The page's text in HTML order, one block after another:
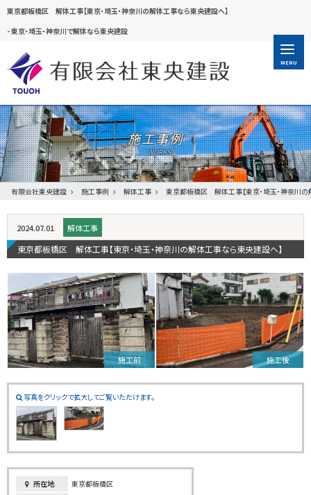
東京都板橋区 解体工事【東京・埼玉・神奈川の解体工事なら東央建設へ】
-東京・埼玉・神奈川で解体なら東央建設
MENU
施工事例
有限会社東央建設 施工事例 解体工事 東京都板橋区 解体工事【東京・埼玉・神奈川の
2024.07.01 解体工事
東京都板橋区 解体工事【東京・埼玉・神奈川の解体工事なら東央建設へ】
施工前 施工後
写真をクリックで拡大してご覧いただけます。
所在地
東京都板橋区